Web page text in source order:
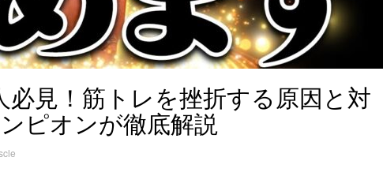
見！筋トレを挫折する原因と対
ピオンが徹底解説